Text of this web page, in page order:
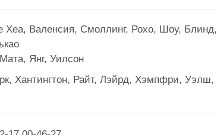
Хеа, Валенсия, Смоллинг, Рохо, Шоу, Блинд,
Янг, Уилсон
Хантингтон, Райт, Лэйрд, Хэмпфри, Уэлш,